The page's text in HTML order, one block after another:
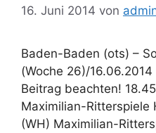
16. Juni 2014 von
Baden-Baden (ots) –
(Woche 26)/
Beitrag beachten!
Maximilian-
(WH) Maximilian-